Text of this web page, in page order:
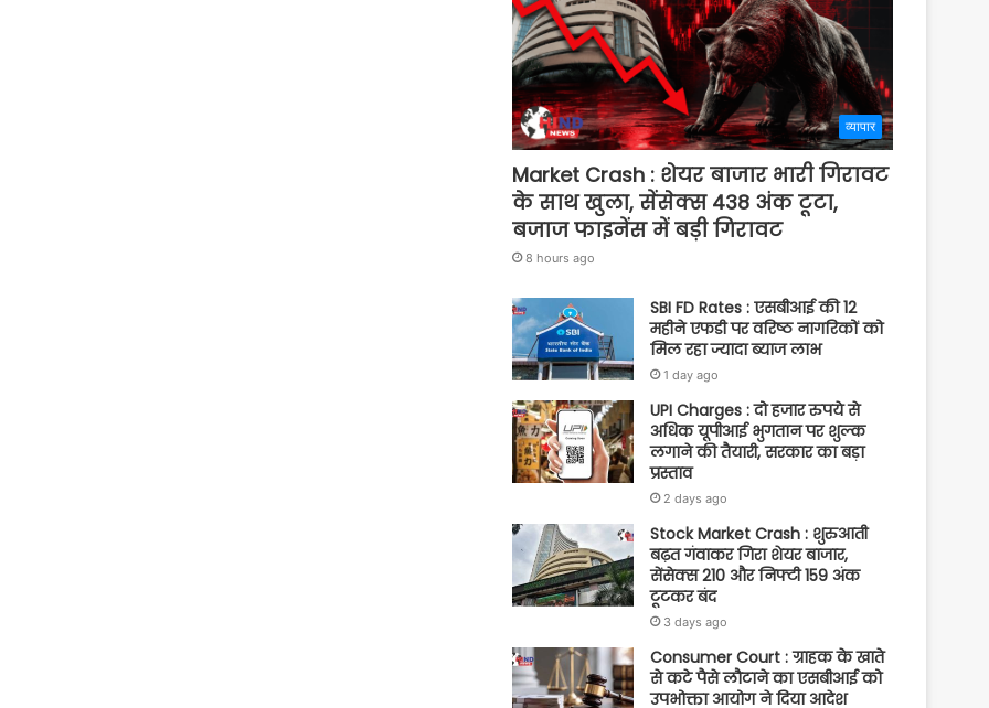
व्यापार
Market Crash : शेयर बाजार भारी गिरावट
के साथ खुला, सेंसेक्स 438 अंक टूटा,
बजाज फाइनेंस में बड़ी गिरावट
8 hours ago
SBI FD Rates : एसबीआई की 12
महीने एफडी पर वरिष्ठ नागरिकों को
मिल रहा ज्यादा ब्याज लाभ
1 day ago
UPI Charges : दो हजार रुपये से
अधिक यूपीआई भुगतान पर शुल्क
लगाने की तैयारी, सरकार का बड़ा
प्रस्ताव
2 days ago
Stock Market Crash : शुरुआती
बढ़त गंवाकर गिरा शेयर बाजार,
सेंसेक्स 210 और निफ्टी 159 अंक
टूटकर बंद
3 days ago
Consumer Court : ग्राहक के खाते
से कटे पैसे लौटाने का एसबीआई को
उपभोक्ता आयोग ने दिया आदेश